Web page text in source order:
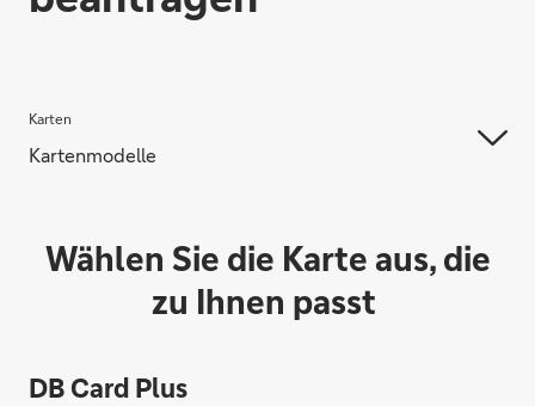
Karten
Kartenmodelle
Wählen Sie die Karte aus, die
zu Ihnen passt
DB Card Plus